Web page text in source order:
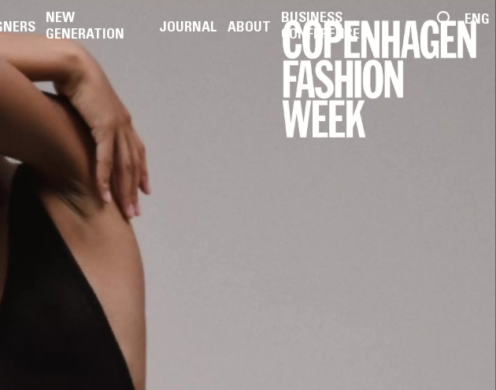
ENG
NEW
GENERATION
JOURNAL ABOUT
BUSINESS
CONFERENCE